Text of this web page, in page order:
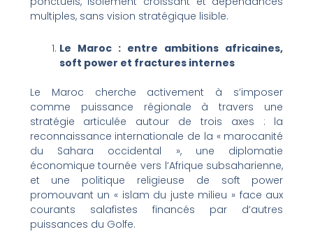
multiples, sans vision stratégique lisible.
Le Maroc : entre ambitions africaines,
soft power et fractures internes
Le Maroc cherche activement à s’imposer
comme puissance régionale à travers une
stratégie articulée autour de trois axes : la
reconnaissance internationale de la « marocanité
du Sahara occidental », une diplomatie
économique tournée vers l’Afrique subsaharienne,
et une politique religieuse de soft power
promouvant un « islam du juste milieu » face aux
courants salafistes financés par d’autres
puissances du Golfe.